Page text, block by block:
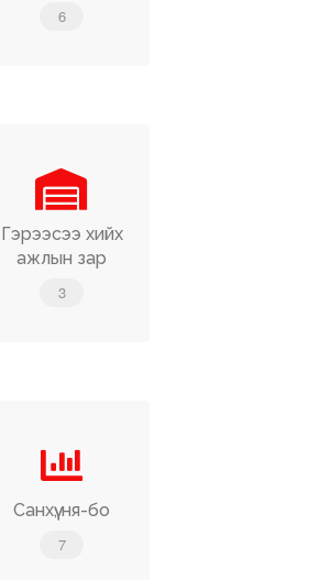
6
Гэрээсээ хийх
ажлын зар
3
Санхүү, ня-бо
7